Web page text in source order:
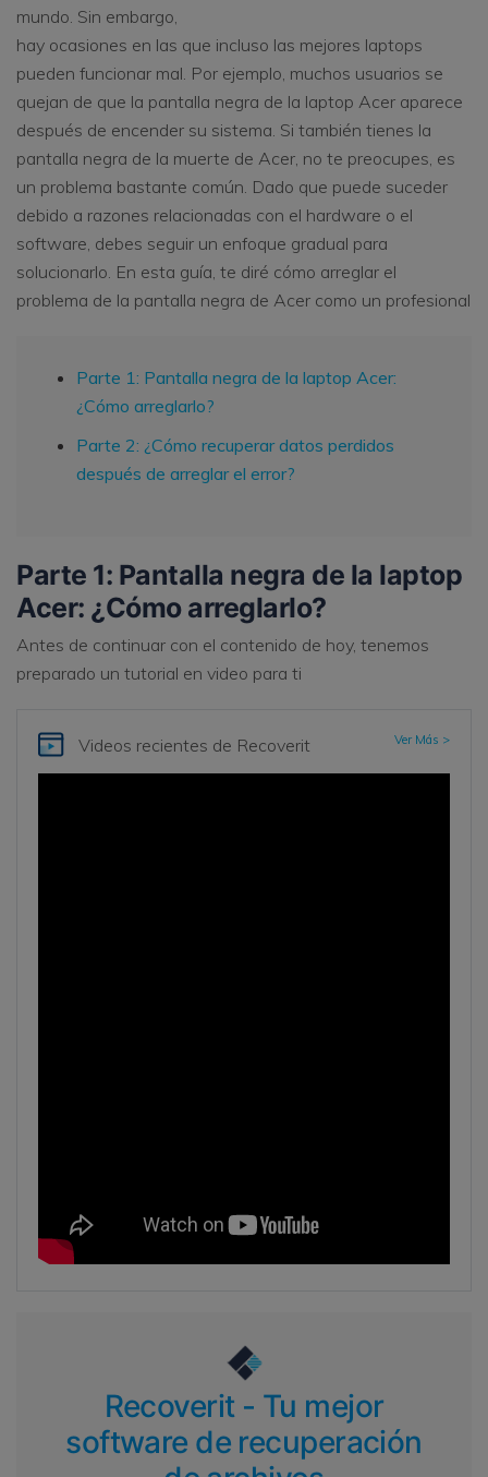
mundo. Sin embargo,
hay ocasiones en las que incluso las mejores laptops
pueden funcionar mal. Por ejemplo, muchos usuarios se
quejan de que la pantalla negra de la laptop Acer aparece
después de encender su sistema. Si también tienes la
pantalla negra de la muerte de Acer, no te preocupes, es
un problema bastante común. Dado que puede suceder
debido a razones relacionadas con el hardware o el
software, debes seguir un enfoque gradual para
solucionarlo. En esta guía, te diré cómo arreglar el
problema de la pantalla negra de Acer como un profesional
Parte 1: Pantalla negra de la laptop Acer:
¿Cómo arreglarlo?
Parte 2: ¿Cómo recuperar datos perdidos
después de arreglar el error?
Parte 1: Pantalla negra de la laptop
Acer: ¿Cómo arreglarlo?
Antes de continuar con el contenido de hoy, tenemos
preparado un tutorial en video para ti
Videos recientes de Recoverit Ver Más >
Recoverit - Tu mejor
software de recuperación